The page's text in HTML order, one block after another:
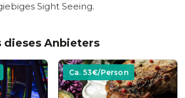
Sight Seeing.
dieses Anbieters
Ca. 53€/Person